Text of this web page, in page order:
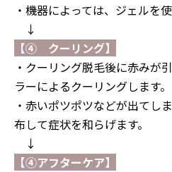
・機器によっては、ジェルを
↓
【④ クーリング】
・クーリング脱毛後に赤みが
ラーによるクーリングします。
・赤いポツポツなどが出てし
布して症状を和らげます。
↓
【④アフターケア】